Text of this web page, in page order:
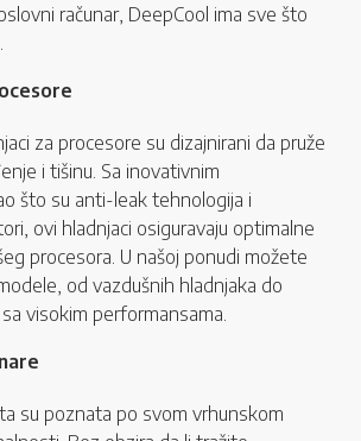
računar, DeepCool ima sve što
za procesore su dizajnirani da pruže
i tišinu. Sa inovativnim
što su anti-leak tehnologija i
ovi hladnjaci osiguravaju optimalne
procesora. U našoj ponudi možete
od vazdušnih hladnjaka do
visokim performansama.
su poznata po svom vrhunskom